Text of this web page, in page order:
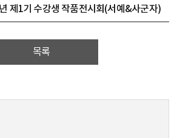
제1기 수강생 작품전시회(서예&사군자)
목록